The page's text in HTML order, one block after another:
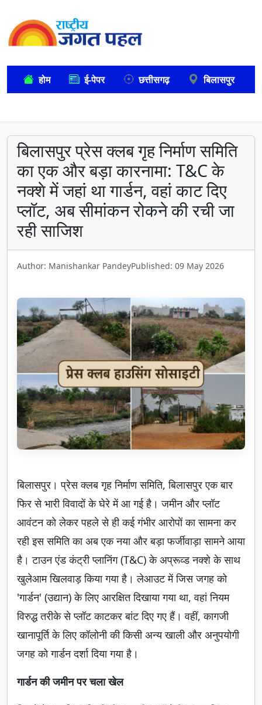
होम ई-पेपर छत्तीसगढ़ बिलासपुर
बिलासपुर प्रेस क्लब गृह निर्माण समिति
का एक और बड़ा कारनामा: T&C के
नक्शे में जहां था गार्डन, वहां काट दिए
प्लॉट, अब सीमांकन रोकने की रची जा
रही साजिश
Author: Manishankar PandeyPublished: 09 May 2026
बिलासपुर। प्रेस क्लब गृह निर्माण समिति, बिलासपुर एक बार
फिर से भारी विवादों के घेरे में आ गई है। जमीन और प्लॉट
आवंटन को लेकर पहले से ही कई गंभीर आरोपों का सामना कर
रही इस समिति का अब एक नया और बड़ा फर्जीवाड़ा सामने आया
है। टाउन एंड कंट्री प्लानिंग (T&C) के अप्रूव्ड नक्शे के साथ
खुलेआम खिलवाड़ किया गया है। लेआउट में जिस जगह को
'गार्डन' (उद्यान) के लिए आरक्षित दिखाया गया था, वहां नियम
विरुद्ध तरीके से प्लॉट काटकर बांट दिए गए हैं। वहीं, कागजी
खानापूर्ति के लिए कॉलोनी की किसी अन्य खाली और अनुपयोगी
जगह को गार्डन दर्शा दिया गया है।
गार्डन की जमीन पर चला खेल